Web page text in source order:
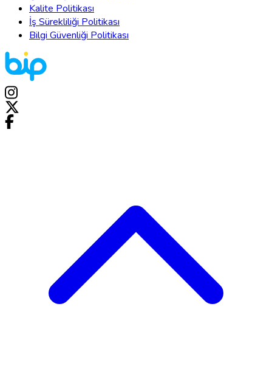
Kalite Politikası
İş Sürekliliği Politikası
Bilgi Güvenliği Politikası